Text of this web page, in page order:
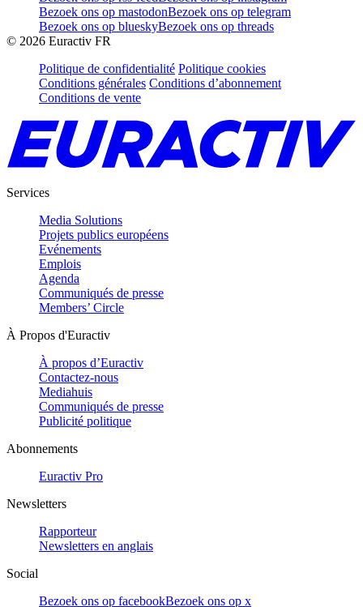
Bezoek ons op mastodonBezoek ons op telegram
Bezoek ons op blueskyBezoek ons op threads
© 2026 Euractiv FR
Politique de confidentialité Politique cookies
Conditions générales Conditions d’abonnement
Conditions de vente
Services
Media Solutions
Projets publics européens
Evénements
Emplois
Agenda
Communiqués de presse
Members’ Circle
À Propos d'Euractiv
À propos d’Euractiv
Contactez-nous
Mediahuis
Communiqués de presse
Publicité politique
Abonnements
Euractiv Pro
Newsletters
Rapporteur
Newsletters en anglais
Social
Bezoek ons op facebookBezoek ons op x